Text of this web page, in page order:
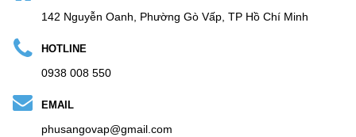
142 Nguyễn Oanh, Phường Gò Vấp, TP Hồ Chí Minh
HOTLINE
0938 008 550
EMAIL
phusangovap@gmail.com